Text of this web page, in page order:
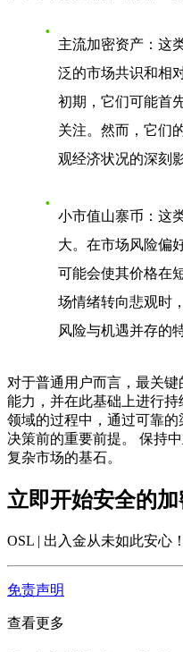
主流加密资产 ：这
泛的市场共识和相
初期，它们可能首
关注。然而，它们
观经济状况的深刻
小市值山寨币 ：这
大。在市场风险偏
可能会使其价格在
场情绪转向悲观时
风险与机遇并存的
对于普通用户而言，最关
能力，并在此基础上进行
领域的过程中，通过可靠
决策前的重要前提。 保持
复杂市场的基石。
立即开始安全的
OSL | 出入金从未如此安心 ！
免责声明
查看更多